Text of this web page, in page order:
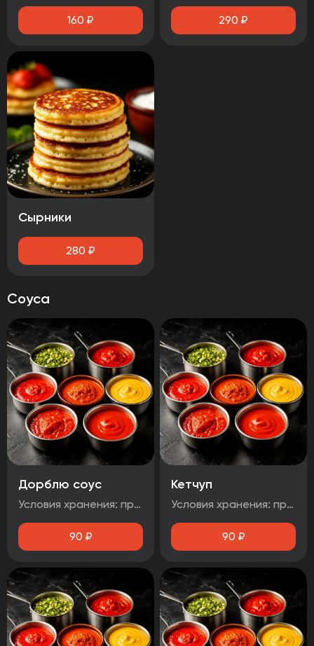
160 ₽ 290 ₽
Сырники
280 ₽
Соуса
Дорблю соус
Условия хранения: при температуре от плюс 2°C до плюс 4°C Срок годности: 48 часов Т.У 10.71. 11-001-48751922-2017 Рекомендуется употребить сразу после вскрытия упаковки Без ГМО
90 ₽
Кетчуп
Условия хранения: при температуре от плюс 2°C до плюс 4°C Срок годности: 48 часов Т.У 10.71. 11-001-48751922-2017 Рекомендуется употребить сразу после вскрытия упаковки Без ГМО
90 ₽